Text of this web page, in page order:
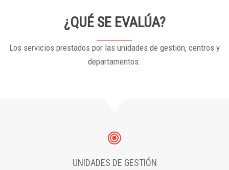
¿QUÉ SE EVALÚA?
Los servicios prestados por las unidades de gestión, centros y
departamentos.
UNIDADES DE GESTIÓN